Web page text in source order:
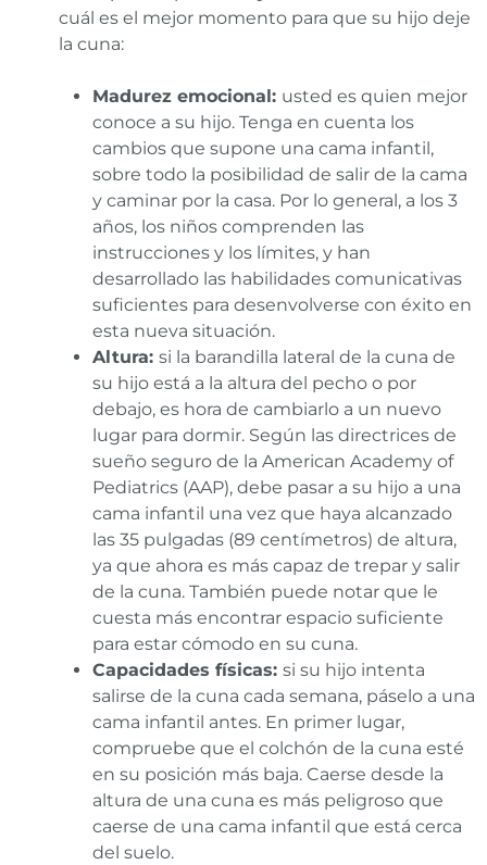
cuál es el mejor momento para que su hijo deje
la cuna:
Madurez emocional: usted es quien mejor
conoce a su hijo. Tenga en cuenta los
cambios que supone una cama infantil,
sobre todo la posibilidad de salir de la cama
y caminar por la casa. Por lo general, a los 3
años, los niños comprenden las
instrucciones y los límites, y han
desarrollado las habilidades comunicativas
suficientes para desenvolverse con éxito en
esta nueva situación.
Altura: si la barandilla lateral de la cuna de
su hijo está a la altura del pecho o por
debajo, es hora de cambiarlo a un nuevo
lugar para dormir. Según las directrices de
sueño seguro de la American Academy of
Pediatrics (AAP), debe pasar a su hijo a una
cama infantil una vez que haya alcanzado
las 35 pulgadas (89 centímetros) de altura,
ya que ahora es más capaz de trepar y salir
de la cuna. También puede notar que le
cuesta más encontrar espacio suficiente
para estar cómodo en su cuna.
Capacidades físicas: si su hijo intenta
salirse de la cuna cada semana, páselo a una
cama infantil antes. En primer lugar,
compruebe que el colchón de la cuna esté
en su posición más baja. Caerse desde la
altura de una cuna es más peligroso que
caerse de una cama infantil que está cerca
del suelo.